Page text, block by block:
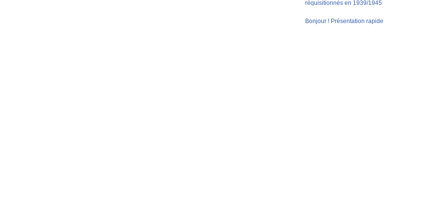
réquisitionnés en 1939/1945
Bonjour ! Présentation rapide